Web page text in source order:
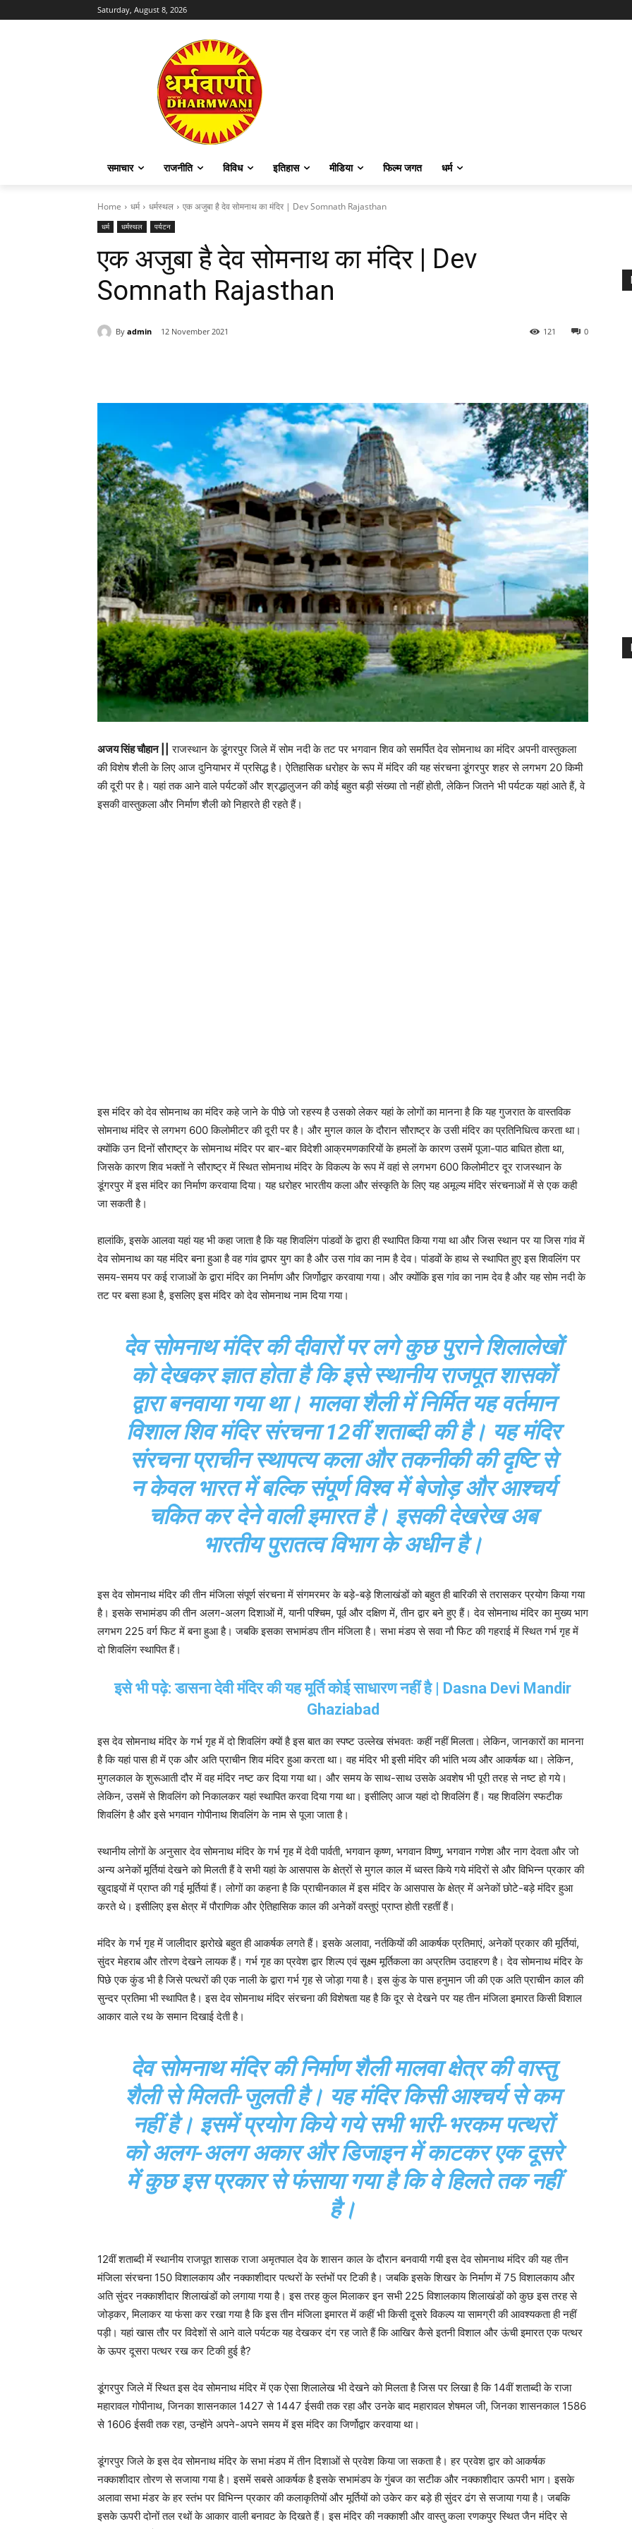
Saturday, August 8, 2026
समाचार राजनीति विविध इतिहास मीडिया फिल्म जगत धर्म
Home धर्म धर्मस्थल एक अजुबा है देव सोमनाथ का मंदिर | Dev Somnath Rajasthan
धर्म धर्मस्थल पर्यटन
एक अजुबा है देव सोमनाथ का मंदिर | Dev
Somnath Rajasthan
By admin 12 November 2021 0
121
अजय सिंह चौहान ||
राजस्थान के डूंगरपुर जिले में सोम नदी के तट पर भगवान शिव को समर्पित देव सोमनाथ का मंदिर अपनी वास्तुकला
की विशेष शैली के लिए आज दुनियाभर में प्रसिद्ध है। ऐतिहासिक धरोहर के रूप में मंदिर की यह संरचना डूंगरपुर शहर से लगभग 20 किमी
की दूरी पर है। यहां तक आने वाले पर्यटकों और श्रद्धालुजन की कोई बहुत बड़ी संख्या तो नहीं होती, लेकिन जितने भी पर्यटक यहां आते हैं, वे
इसकी वास्तुकला और निर्माण शैली को निहारते ही रहते हैं।
इस मंदिर को देव सोमनाथ का मंदिर कहे जाने के पीछे जो रहस्य है उसको लेकर यहां के लोगों का मानना है कि यह गुजरात के वास्तविक
सोमनाथ मंदिर से लगभग 600 किलोमीटर की दूरी पर है। और मुगल काल के दौरान सौराष्ट्र के उसी मंदिर का प्रतिनिधित्व करता था।
क्योंकि उन दिनों सौराष्ट्र के सोमनाथ मंदिर पर बार-बार विदेशी आक्रमणकारियों के हमलों के कारण उसमें पूजा-पाठ बाधित होता था,
जिसके कारण शिव भक्तों ने सौराष्ट्र में स्थित सोमनाथ मंदिर के विकल्प के रूप में वहां से लगभग 600 किलोमीटर दूर राजस्थान के
डूंगरपुर में इस मंदिर का निर्माण करवाया दिया। यह धरोहर भारतीय कला और संस्कृति के लिए यह अमूल्य मंदिर संरचनाओं में से एक कही
जा सकती है।
हालांकि, इसके आलवा यहां यह भी कहा जाता है कि यह शिवलिंग पांडवों के द्वारा ही स्थापित किया गया था और जिस स्थान पर या जिस गांव में
देव सोमनाथ का यह मंदिर बना हुआ है वह गांव द्वापर युग का है और उस गांव का नाम है देव। पांडवों के हाथ से स्थापित हुए इस शिवलिंग पर
समय-समय पर कई राजाओं के द्वारा मंदिर का निर्माण और जिर्णोद्वार करवाया गया। और क्योंकि इस गांव का नाम देव है और यह सोम नदी के
तट पर बसा हआ है, इसलिए इस मंदिर को देव सोमनाथ नाम दिया गया।
देव सोमनाथ मंदिर की दीवारों पर लगे कुछ पुराने शिलालेखों
को देखकर ज्ञात होता है कि इसे स्थानीय राजपूत शासकों
द्वारा बनवाया गया था। मालवा शैली में निर्मित यह वर्तमान
विशाल शिव मंदिर संरचना 12वीं शताब्दी की है। यह मंदिर
संरचना प्राचीन स्थापत्य कला और तकनीकी की दृष्टि से
न केवल भारत में बल्कि संपूर्ण विश्व में बेजोड़ और आश्चर्य
चकित कर देने वाली इमारत है। इसकी देखरेख अब
भारतीय पुरातत्व विभाग के अधीन है।
इस देव सोमनाथ मंदिर की तीन मंजिला संपूर्ण संरचना में संगमरमर के बड़े-बड़े शिलाखंडों को बहुत ही बारिकी से तरासकर प्रयोग किया गया
है। इसके सभामंडप की तीन अलग-अलग दिशाओं में, यानी पश्चिम, पूर्व और दक्षिण में, तीन द्वार बने हुए हैं। देव सोमनाथ मंदिर का मुख्य भाग
लगभग 225 वर्ग फिट में बना हुआ है। जबकि इसका सभामंडप तीन मंजिला है। सभा मंडप से सवा नौ फिट की गहराई में स्थित गर्भ गृह में
दो शिवलिंग स्थापित हैं।
इसे भी पढ़े: डासना देवी मंदिर की यह मूर्ति कोई साधारण नहीं है | Dasna Devi Mandir
Ghaziabad
इस देव सोमनाथ मंदिर के गर्भ गृह में दो शिवलिंग क्यों है इस बात का स्पष्ट उल्लेख संभवतः कहीं नहीं मिलता। लेकिन, जानकारों का मानना
है कि यहां पास ही में एक और अति प्राचीन शिव मंदिर हुआ करता था। वह मंदिर भी इसी मंदिर की भांति भव्य और आकर्षक था। लेकिन,
मुगलकाल के शुरूआती दौर में वह मंदिर नष्ट कर दिया गया था। और समय के साथ-साथ उसके अवशेष भी पूरी तरह से नष्ट हो गये।
लेकिन, उसमें से शिवलिंग को निकालकर यहां स्थापित करवा दिया गया था। इसीलिए आज यहां दो शिवलिंग हैं। यह शिवलिंग स्फटीक
शिवलिंग है और इसे भगवान गोपीनाथ शिवलिंग के नाम से पूजा जाता है।
स्थानीय लोगों के अनुसार देव सोमनाथ मंदिर के गर्भ गृह में देवी पार्वती, भगवान कृष्ण, भगवान विष्णु, भगवान गणेश और नाग देवता और जो
अन्य अनेकों मूर्तियां देखने को मिलती हैं वे सभी यहां के आसपास के क्षेत्रों से मुगल काल में ध्वस्त किये गये मंदिरों से और विभिन्न प्रकार की
खुदाइयों में प्राप्त की गई मूर्तियां हैं। लोगों का कहना है कि प्राचीनकाल में इस मंदिर के आसपास के क्षेत्र में अनेकों छोटे-बड़े मंदिर हुआ
करते थे। इसीलिए इस क्षेत्र में पौराणिक और ऐतिहासिक काल की अनेकों वस्तुएं प्राप्त होती रहतीं हैं।
मंदिर के गर्भ गृह में जालीदार झरोखे बहुत ही आकर्षक लगते हैं। इसके अलावा, नर्तकियों की आकर्षक प्रतिमाएं, अनेकों प्रकार की मूर्तियां,
सुंदर मेहराब और तोरण देखने लायक हैं। गर्भ गृह का प्रवेश द्वार शिल्प एवं सूक्ष्म मूर्तिकला का अप्रतिम उदाहरण है। देव सोमनाथ मंदिर के
पिछे एक कुंड भी है जिसे पत्थरों की एक नाली के द्वारा गर्भ गृह से जोड़ा गया है। इस कुंड के पास हनुमान जी की एक अति प्राचीन काल की
सुन्दर प्रतिमा भी स्थापित है। इस देव सोमनाथ मंदिर संरचना की विशेषता यह है कि दूर से देखने पर यह तीन मंजिला इमारत किसी विशाल
आकार वाले रथ के समान दिखाई देती है।
देव सोमनाथ मंदिर की निर्माण शैली मालवा क्षेत्र की वास्तु
शैली से मिलती-जुलती है। यह मंदिर किसी आश्चर्य से कम
नहीं है। इसमें प्रयोग किये गये सभी भारी-भरकम पत्थरों
को अलग-अलग अकार और डिजाइन में काटकर एक दूसरे
में कुछ इस प्रकार से फंसाया गया है कि वे हिलते तक नहीं
है।
12वीं शताब्दी में स्थानीय राजपूत शासक राजा अमृतपाल देव के शासन काल के दौरान बनवायी गयी इस देव सोमनाथ मंदिर की यह तीन
मंजिला संरचना 150 विशालकाय और नक्काशीदार पत्थरों के स्तंभों पर टिकी है। जबकि इसके शिखर के निर्माण में 75 विशालकाय और
अति सुंदर नक्काशीदार शिलाखंडों को लगाया गया है। इस तरह कुल मिलाकर इन सभी 225 विशालकाय शिलाखंडों को कुछ इस तरह से
जोड़कर, मिलाकर या फंसा कर रखा गया है कि इस तीन मंजिला इमारत में कहीं भी किसी दूसरे विकल्प या सामग्री की आवश्यकता ही नहीं
पड़ी। यहां खास तौर पर विदेशों से आने वाले पर्यटक यह देखकर दंग रह जाते हैं कि आखिर कैसे इतनी विशाल और ऊंची इमारत एक पत्थर
के ऊपर दूसरा पत्थर रख कर टिकी हुई है?
डूंगरपुर जिले में स्थित इस देव सोमनाथ मंदिर में एक ऐसा शिलालेख भी देखने को मिलता है जिस पर लिखा है कि 14वीं शताब्दी के राजा
महारावल गोपीनाथ, जिनका शासनकाल 1427 से 1447 ईसवी तक रहा और उनके बाद महारावल शेषमल जी, जिनका शासनकाल 1586
से 1606 ईसवी तक रहा, उन्होंने अपने-अपने समय में इस मंदिर का जिर्णोद्वार करवाया था।
डूंगरपुर जिले के इस देव सोमनाथ मंदिर के सभा मंडप में तीन दिशाओं से प्रवेश किया जा सकता है। हर प्रवेश द्वार को आकर्षक
नक्काशीदार तोरण से सजाया गया है। इसमें सबसे आकर्षक है इसके सभामंडप के गुंबज का सटीक और नक्काशीदार ऊपरी भाग। इसके
अलावा सभा मंडर के हर स्तंभ पर विभिन्न प्रकार की कलाकृतियों और मूर्तियों को उकेर कर बड़े ही सुंदर ढंग से सजाया गया है। जबकि
इसके ऊपरी दोनों तल रथों के आकार वाली बनावट के दिखते हैं। इस मंदिर की नक्काशी और वास्तु कला रणकपुर स्थित जैन मंदिर से